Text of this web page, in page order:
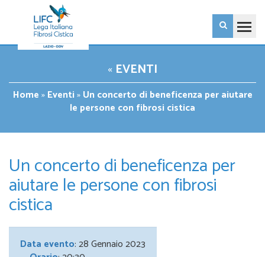
« EVENTI
Home»Eventi»Un concerto di beneficenza per aiutare
le persone con fibrosi cistica
Un concerto di beneficenza per
aiutare le persone con fibrosi
cistica
Data evento: 28 Gennaio 2023